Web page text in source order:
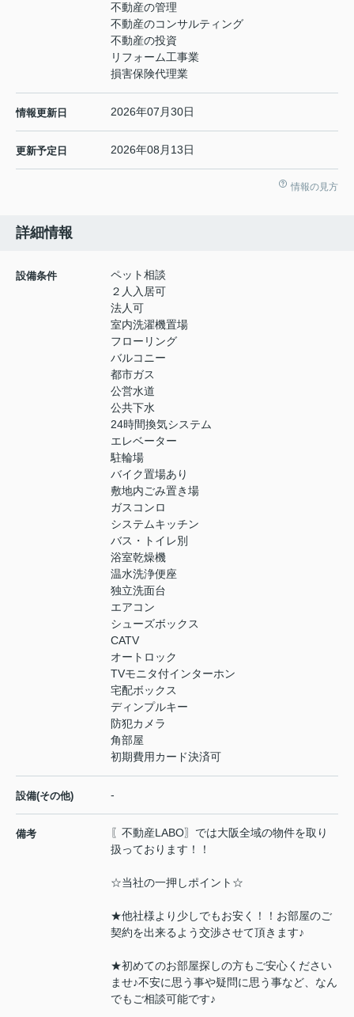
不動産の管理
不動産のコンサルティング
不動産の投資
リフォーム工事業
損害保険代理業
情報更新日 2026年07月30日
更新予定日 2026年08月13日
情報の見方
詳細情報
設備条件
ペット相談
２人入居可
法人可
室内洗濯機置場
フローリング
バルコニー
都市ガス
公営水道
公共下水
24時間換気システム
エレベーター
駐輪場
バイク置場あり
敷地内ごみ置き場
ガスコンロ
システムキッチン
バス・トイレ別
浴室乾燥機
温水洗浄便座
独立洗面台
エアコン
シューズボックス
CATV
オートロック
TVモニタ付インターホン
宅配ボックス
ディンプルキー
防犯カメラ
角部屋
初期費用カード決済可
設備(その他) -
備考
〖不動産LABO〗では大阪全域の物件を取り
扱っております！！
☆当社の一押しポイント☆
★他社様より少しでもお安く！！お部屋のご
契約を出来るよう交渉させて頂きます♪
★初めてのお部屋探しの方もご安心ください
ませ♪不安に思う事や疑問に思う事など、なん
でもご相談可能です♪